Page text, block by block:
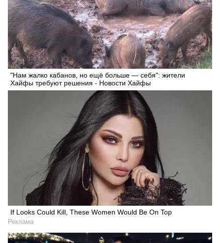
"Нам жалко кабанов, но ещё больше — себя": жители
Хайфы требуют решения - Новости Хайфы
If Looks Could Kill, These Women Would Be On Top
Реклама